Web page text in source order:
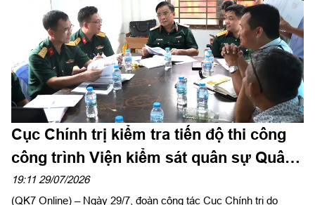
Cục Chính trị kiểm tra tiến độ thi công
công trình Viện kiểm sát quân sự Quân
khu
19:11 29/07/2026
(QK7 Online) – Ngày 29/7, đoàn công tác Cục Chính trị do